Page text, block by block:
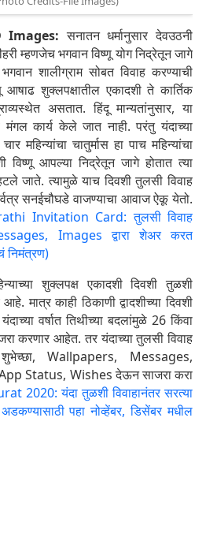
Images: सनातन धर्मानुसार देवउठनी
म्हणजेच भगवान विष्णू योग निद्रेतून जागे
शालीग्राम सोबत विवाह करण्याची
शुक्लपक्षातील एकादशी ते कार्तिक
असतात. हिंदू मान्यतांनुसार, या
मंगल कार्य केले जात नाही. परंतु यंदाच्या
महिन्यांचा चातुर्मास हा पाच महिन्यांचा
आपल्या निद्रेतून जागे होतात त्या
जाते. त्यामुळे याच दिवशी तुलसी विवाह
सनईचौघडे वाजण्याचा आवाज ऐकू येतो.
Invitation Card: तुलसी विवाह
Images द्वारा शेअर करत
निमंत्रण)
शुक्लपक्ष एकादशी दिवशी तुळशी
मात्र काही ठिकाणी द्वादशीच्या दिवशी
वर्षात तिथीच्या बदलांमुळे 26 किंवा
करणार आहेत. तर यंदाच्या तुलसी विवाह
शुभेच्छा, Wallpapers, Messages,
Status, Wishes देऊन साजरा करा
2020: यंदा तुळशी विवाहानंतर सरत्या
अडकण्यासाठी पहा नोव्हेंबर, डिसेंबर मधील